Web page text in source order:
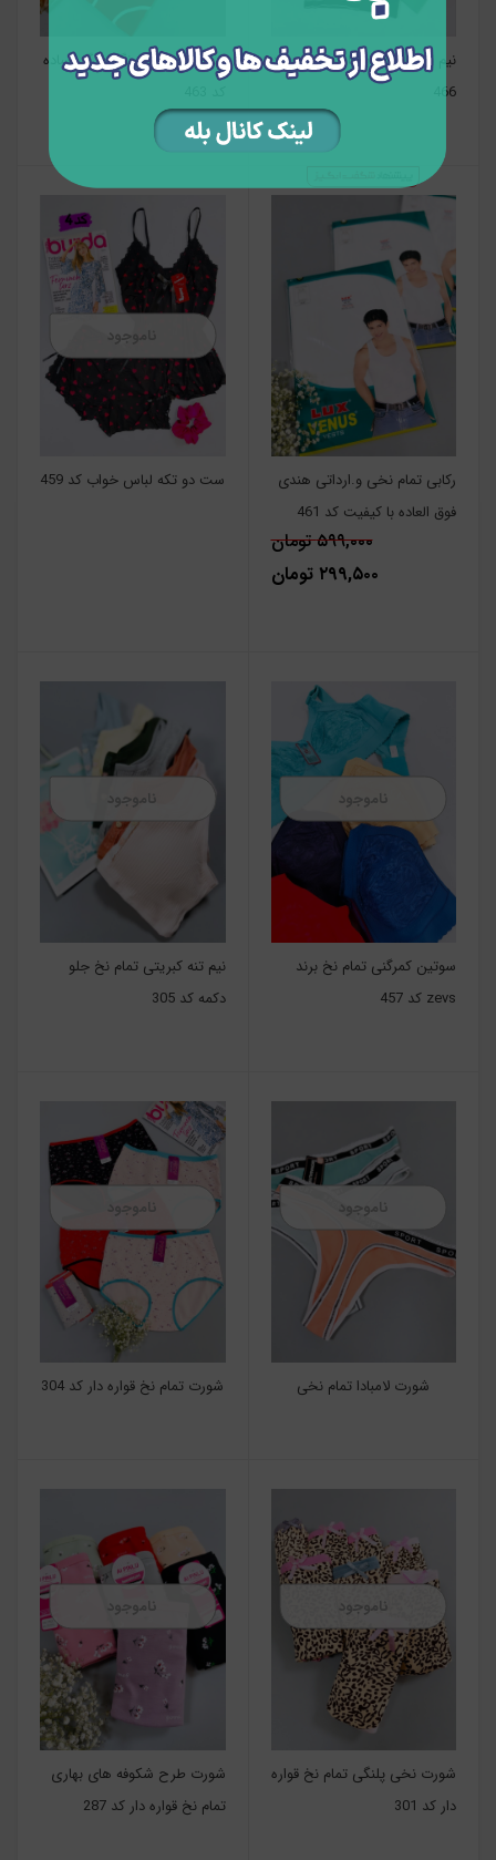
نیم تنه پشت قهرمانی اسپرت کد
466
شورت تمام نخ رنگی رنگی ساده
رکابی تمام نخی و.ارداتی هندی
فوق العاده با کیفیت کد 461
۵۹۹,۰۰۰ تومان
۲۹۹,۵۰۰ تومان
ست دو تکه لباس خواب کد 459
ناموجود
سوتین کمرگنی تمام نخ برند
zevs کد 457
ناموجود
نیم تنه کبریتی تمام نخ جلو
دکمه کد 305
ناموجود
شورت لامبادا تمام نخی
ناموجود
شورت تمام نخ قواره دار کد 304
ناموجود
شورت نخی پلنگی تمام نخ قواره
دار کد 301
ناموجود
شورت طرح شکوفه های بهاری
تمام نخ قواره دار کد 287
ناموجود